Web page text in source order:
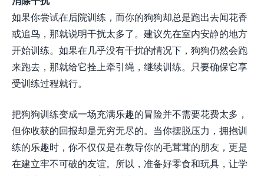
如果你尝试在后院训练，而你的狗狗却总是跑出去闻花香
或追鸟，那就说明干扰太多了。建议先在室内安静的地方
开始训练。如果在几乎没有干扰的情况下，狗狗仍然会跑
来跑去，那就给它拴上牵引绳，继续训练。只要确保它享
受训练过程就行。
把狗狗训练变成一场充满乐趣的冒险并不需要花费太多，
但你收获的回报却是无穷无尽的。当你摆脱压力，拥抱训
练的乐趣时，你不仅仅是在教导你的毛茸茸的朋友，更是
在建立牢不可破的友谊。所以，准备好零食和玩具，让学